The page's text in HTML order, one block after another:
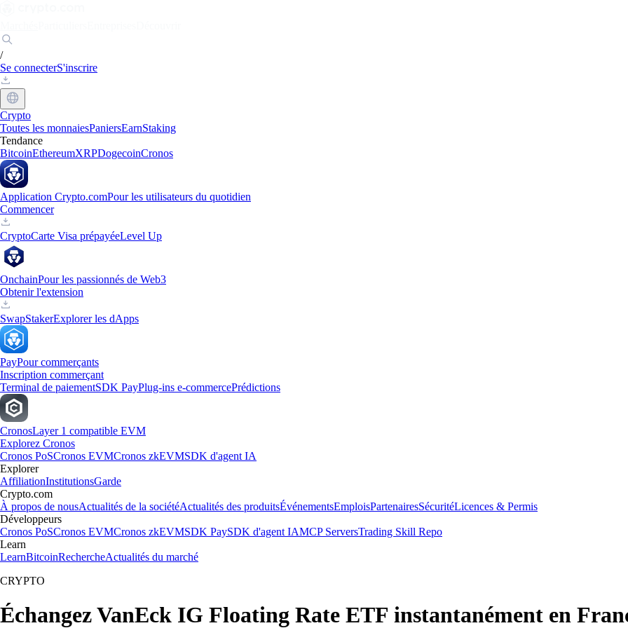
/
Se connecterS'inscrire
Crypto
Toutes les monnaiesPaniersEarnStaking
Tendance
BitcoinEthereumXRPDogecoinCronos
Application Crypto.comPour les utilisateurs du quotidien
Commencer
CryptoCarte Visa prépayéeLevel Up
OnchainPour les passionnés de Web3
Obtenir l'extension
SwapStakerExplorer les dApps
PayPour commerçants
Inscription commerçant
Terminal de paiementSDK PayPlug-ins e-commercePrédictions
CronosLayer 1 compatible EVM
Explorez Cronos
Cronos PoSCronos EVMCronos zkEVMSDK d'agent IA
Explorer
AffiliationInstitutionsGarde
Crypto.com
À propos de nousActualités de la sociétéActualités des produitsÉvénementsEmploisPartenairesSécuritéLicences & Permis
Développeurs
Cronos PoSCronos EVMCronos zkEVMSDK PaySDK d'agent IAMCP ServersTrading Skill Repo
Learn
LearnBitcoinRechercheActualités du marché
CRYPTO
Échangez VanEck IG Floating Rate ETF instantanément en